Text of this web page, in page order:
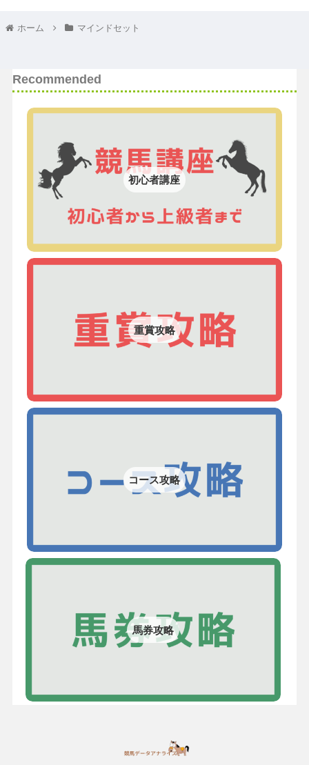
ホーム マインドセット
Recommended
初心者講座
重賞攻略
コース攻略
馬券攻略